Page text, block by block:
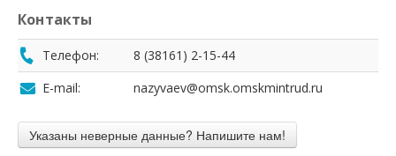
Контакты
Телефон:
8 (38161) 2-15-44
E-mail:
nazyvaev@omsk.omskmintrud.ru